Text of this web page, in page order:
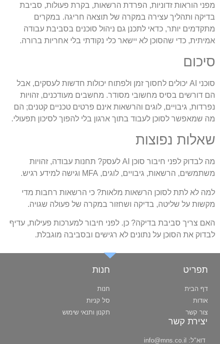
מפני הוראות זדוניות, הפרדת הרשאות, בקרת פעולות, סביבת
בדיקה ותהליך עצירה במקרה של תוצאה חריגה. במקרים
מתקדמים יותר, כדאי לתכנן גם ניהול סוכנים בסביבת עבודה
אמיתית, כדי שהסוכן לא יישאר כלי נקודתי בלי אחריות ברורה.
סיכום
סוכני AI יכולים לחסוך זמן ולפתוח יכולות חדשות לעסקים, אבל
הם דורשים בסיס מחשובי מסודר. מחשבים מעודכנים, זהויות
נפרדות, גיבויים, לוגים והרשאות אינם פרטים טכניים קטנים; הם
מה שמאפשר לסוכן לעבוד בתוך ארגון בלי להפוך לסיכון תפעולי.
שאלות נפוצות
מה לבדוק לפני חיבור סוכן AI לעסק?
תחנות עבודה, זהויות
משתמשים, הרשאות, גיבויים, לוגים, MFA וגישה למידע רגיש.
למה לא לתת לסוכן הרשאות מלאות? כי הרשאות רחבות מדי
מקשות על שליטה, בדיקה ושחזור במקרה של פעולה שגויה.
האם צריך סביבת בדיקה? כן. לפני חיבור למערכות פעילות, עדיף
לבדוק את הסוכן על נתונים לא רגישים ובסביבה מוגבלת.
תפריט
דף הבית
אודות
צור קשר
חנות
חנות
סל קניות
תקנון ותנאי שימוש
יצירת קשר
דוא"ל: info@mns.co.il